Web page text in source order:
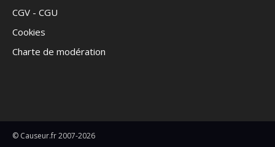
CGV - CGU
Cookies
Charte de modération
© Causeur.fr 2007-2026